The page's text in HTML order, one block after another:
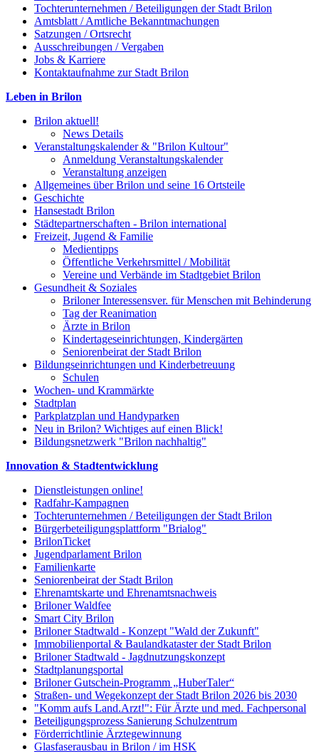
Tochterunternehmen / Beteiligungen der Stadt Brilon
Amtsblatt / Amtliche Bekanntmachungen
Satzungen / Ortsrecht
Ausschreibungen / Vergaben
Jobs & Karriere
Kontaktaufnahme zur Stadt Brilon
Leben in Brilon
Brilon aktuell!
News Details
Veranstaltungskalender & "Brilon Kultour"
Anmeldung Veranstaltungskalender
Veranstaltung anzeigen
Allgemeines über Brilon und seine 16 Ortsteile
Geschichte
Hansestadt Brilon
Städtepartnerschaften - Brilon international
Freizeit, Jugend & Familie
Medientipps
Öffentliche Verkehrsmittel / Mobilität
Vereine und Verbände im Stadtgebiet Brilon
Gesundheit & Soziales
Briloner Interessensver. für Menschen mit Behinderung
Tag der Reanimation
Ärzte in Brilon
Kindertageseinrichtungen, Kindergärten
Seniorenbeirat der Stadt Brilon
Bildungseinrichtungen und Kinderbetreuung
Schulen
Wochen- und Krammärkte
Stadtplan
Parkplatzplan und Handyparken
Neu in Brilon? Wichtiges auf einen Blick!
Bildungsnetzwerk "Brilon nachhaltig"
Innovation & Stadtentwicklung
Dienstleistungen online!
Radfahr-Kampagnen
Tochterunternehmen / Beteiligungen der Stadt Brilon
Bürgerbeteiligungsplattform "Brialog"
BrilonTicket
Jugendparlament Brilon
Familienkarte
Seniorenbeirat der Stadt Brilon
Ehrenamtskarte und Ehrenamtsnachweis
Briloner Waldfee
Smart City Brilon
Briloner Stadtwald - Konzept "Wald der Zukunft"
Immobilienportal & Baulandkataster der Stadt Brilon
Briloner Stadtwald - Jagdnutzungskonzept
Stadtplanungsportal
Briloner Gutschein-Programm „HuberTaler“
Straßen- und Wegekonzept der Stadt Brilon 2026 bis 2030
"Komm aufs Land.Arzt!": Für Ärzte und med. Fachpersonal
Beteiligungsprozess Sanierung Schulzentrum
Förderrichtlinie Ärztegewinnung
Glasfaserausbau in Brilon / im HSK